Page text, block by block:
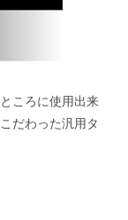
ころに使用出来
だわった汎用タ